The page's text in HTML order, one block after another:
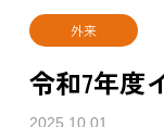
外来
令和7年度
2025.10.01